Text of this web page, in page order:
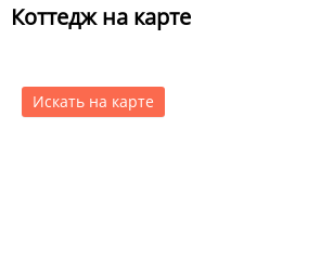
Коттедж на карте
Искать на карте